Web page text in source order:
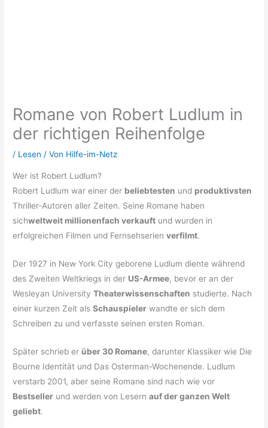
Romane von Robert Ludlum in
der richtigen Reihenfolge
/ Lesen / Von Hilfe-im-Netz
Wer ist Robert Ludlum?
Robert Ludlum war einer der beliebtesten und produktivsten
Thriller-Autoren aller Zeiten. Seine Romane haben
sichweltweit millionenfach verkauft und wurden in
erfolgreichen Filmen und Fernsehserienverfilmt.
Der 1927 in New York City geborene Ludlum diente während
des Zweiten Weltkriegs in der US-Armee, bevor er an der
Wesleyan UniversityTheaterwissenschaften studierte. Nach
einer kurzen Zeit alsSchauspieler wandte er sich dem
Schreiben zu und verfasste seinen ersten Roman.
Später schrieb er über 30 Romane, darunter Klassiker wie Die
Bourne Identität und Das Osterman-Wochenende. Ludlum
verstarb 2001, aber seine Romane sind nach wie vor
Bestseller und werden von Lesernauf der ganzen Welt
geliebt.